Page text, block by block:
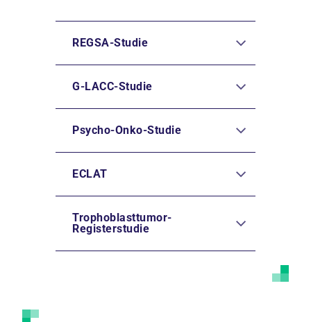
REGSA-Studie
G-LACC-Studie
Psycho-Onko-Studie
ECLAT
Trophoblasttumor-
Registerstudie